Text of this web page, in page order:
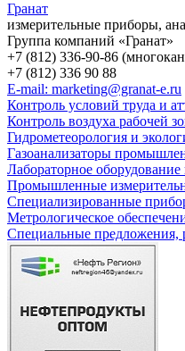
Гранат
измерительные приборы,
Группа компаний «Гранат»
+7 (812) 336-90-86
+7 (812) 336 90 88
E-mail: marketing@granat-e.ru
Контроль условий труда и
Контроль воздуха рабочей
Гидрометеорология и
Газоанализаторы
Лабораторное
Промышленные
Специализированные
Метрологическое
Специальные предложения,